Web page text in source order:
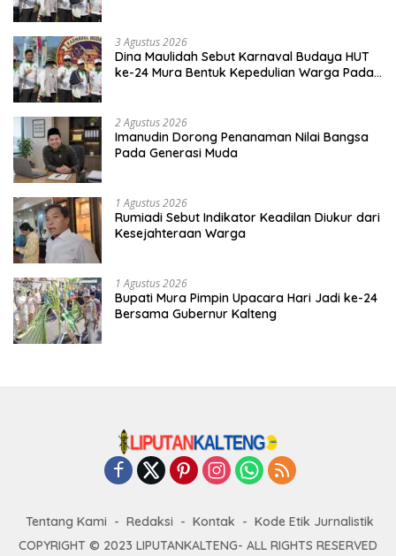
3 Agustus 2026
Dina Maulidah Sebut Karnaval Budaya HUT
ke-24 Mura Bentuk Kepedulian Warga Pada
2 Agustus 2026
Imanudin Dorong Penanaman Nilai Bangsa
Pada Generasi Muda
1 Agustus 2026
Rumiadi Sebut Indikator Keadilan Diukur dari
Kesejahteraan Warga
1 Agustus 2026
Bupati Mura Pimpin Upacara Hari Jadi ke-24
Bersama Gubernur Kalteng
Tentang Kami Redaksi Kontak
Kode Etik Jurnalistik
COPYRIGHT © 2023 LIPUTANKALTENG- ALL RIGHTS RESERVED